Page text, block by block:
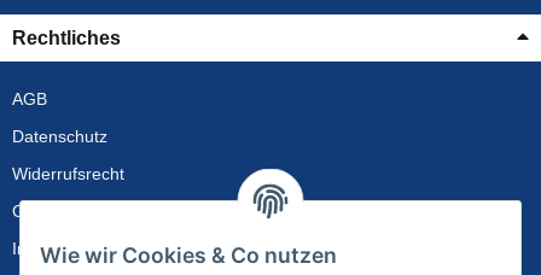
Rechtliches
AGB
Datenschutz
Widerrufsrecht
Gewährleistung
Impressum
Wie wir Cookies & Co nutzen